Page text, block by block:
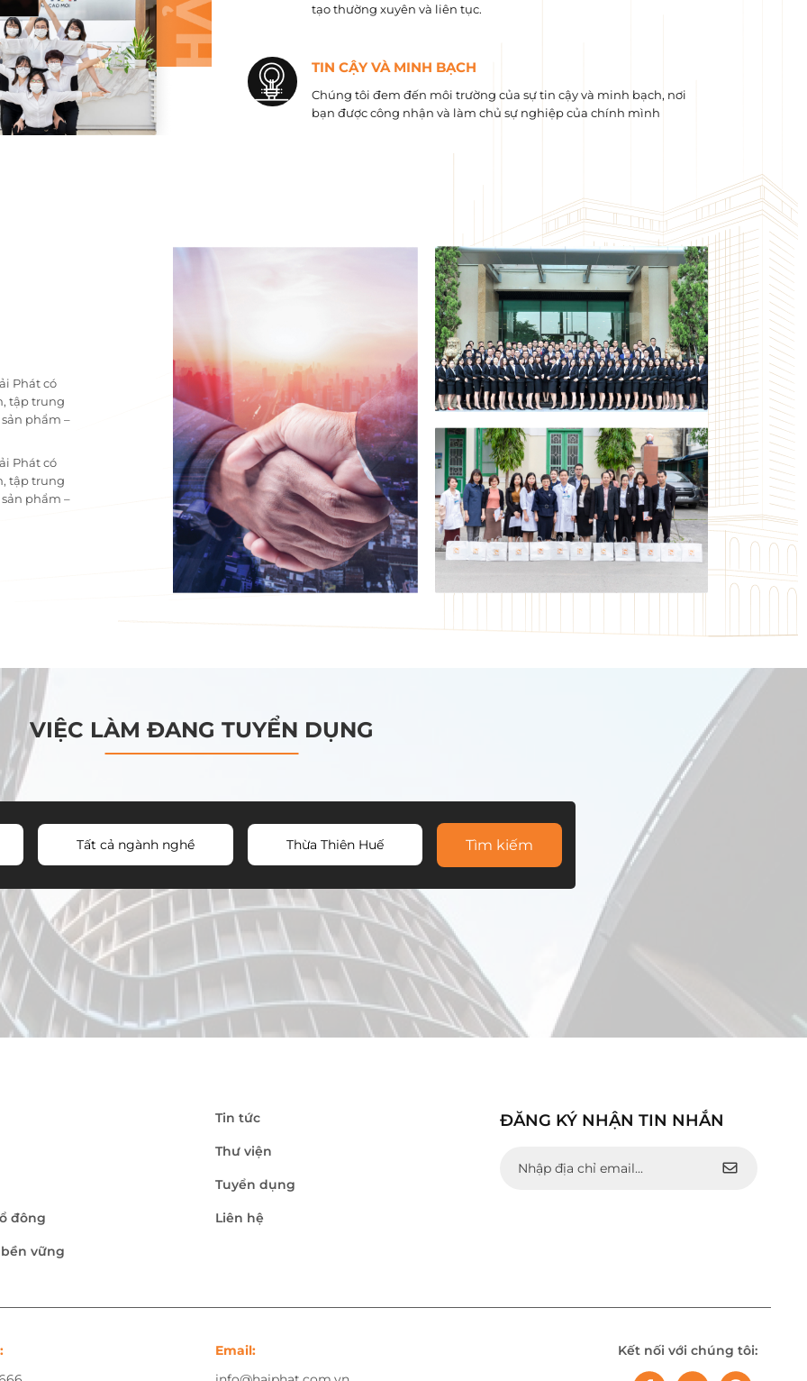
tạo thường xuyên và liên tục.
TIN CẬY VÀ MINH BẠCH
Chúng tôi đem đến môi trường của sự tin cậy và minh bạch, nơi
bạn được công nhận và làm chủ sự nghiệp của chính mình
Phát có
tập trung
phẩm –
Phát có
tập trung
phẩm –
VIỆC LÀM ĐANG TUYỂN DỤNG
Tất cả ngành nghề Thừa Thiên Huế Tìm kiếm
đông
vững
Tin tức
Thư viện
Tuyển dụng
Liên hệ
ĐĂNG KÝ NHẬN TIN NHẮN
Email:
Kết nối với chúng tôi: